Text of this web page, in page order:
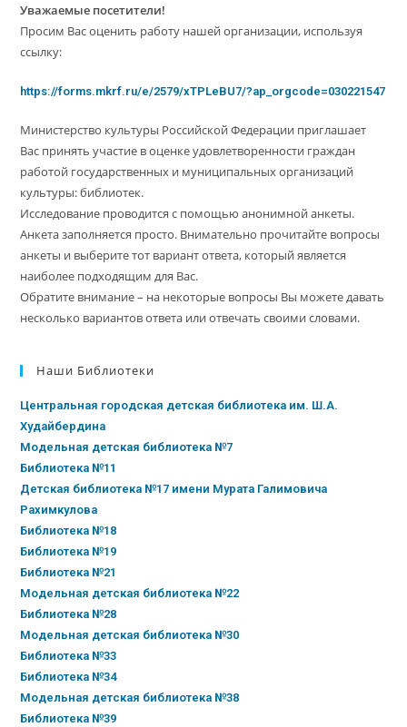
Уважаемые посетители!
Просим Вас оценить работу нашей организации, используя
ссылку:
https://forms.mkrf.ru/e/2579/xTPLeBU7/?ap_orgcode=030221547
Министерство культуры Российской Федерации приглашает
Вас принять участие в оценке удовлетворенности граждан
работой государственных и муниципальных организаций
культуры: библиотек.
Исследование проводится с помощью анонимной анкеты.
Анкета заполняется просто. Внимательно прочитайте вопросы
анкеты и выберите тот вариант ответа, который является
наиболее подходящим для Вас.
Обратите внимание – на некоторые вопросы Вы можете давать
несколько вариантов ответа или отвечать своими словами.
Наши Библиотеки
Центральная городская детская библиотека им. Ш.А.
Худайбердина
Модельная детская библиотека №7
Библиотека №11
Детская библиотека №17 имени Мурата Галимовича
Рахимкулова
Библиотека №18
Библиотека №19
Библиотека №21
Модельная детская библиотека №22
Библиотека №28
Модельная детская библиотека №30
Библиотека №33
Библиотека №34
Модельная детская библиотека №38
Библиотека №39